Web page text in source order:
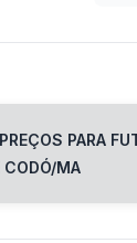
PARA
CODÓ/MA